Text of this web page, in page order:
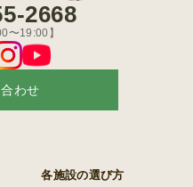
2668
〜19:00】
わせ
各施設の選び方